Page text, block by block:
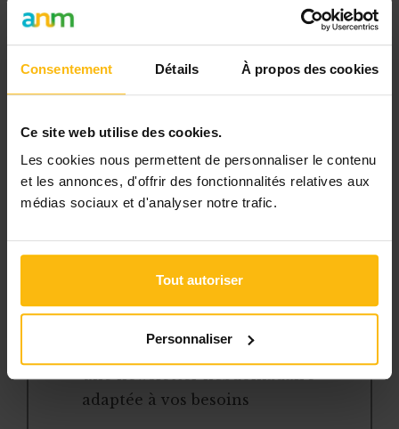
Consentement Détails À propos des cookies
Ce site web utilise des cookies.
Les cookies nous permettent de personnaliser le contenu
et les annonces, d'offrir des fonctionnalités relatives aux
médias sociaux et d'analyser notre trafic.
Tout autoriser
Personnaliser
pratiques et à une expertise actualisée
pour gérer efficacement votre ASBL.
l’accès libre à l’ensemble des
contenus du site
des articles, dossiers et conseils
la veille sur les lois, règles et
jurisprudence
une newsletter hebdomadaire
adaptée à vos besoins